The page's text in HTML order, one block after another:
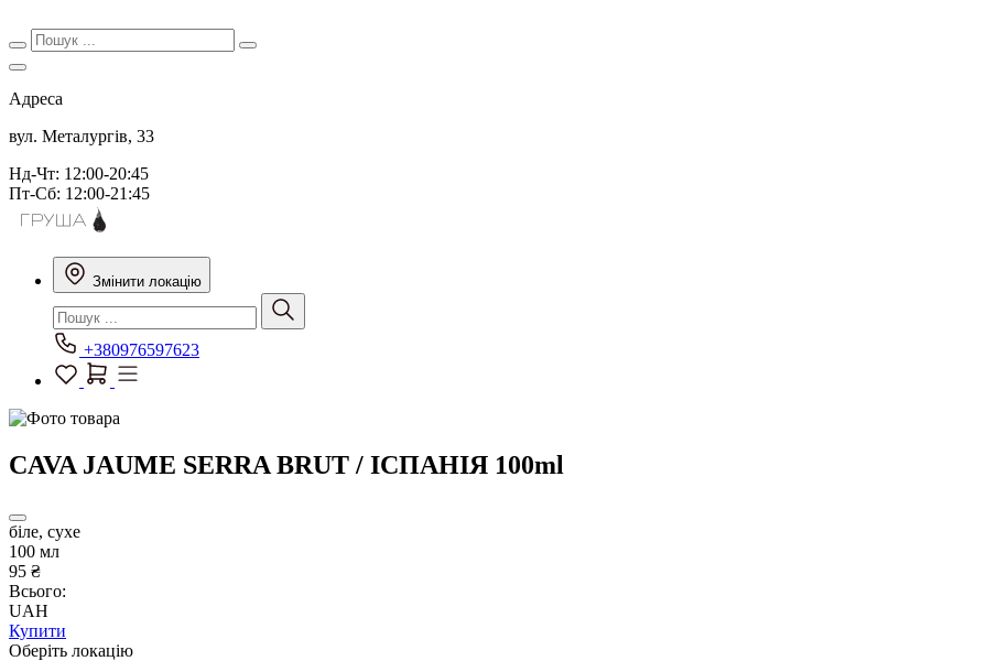
Адреса
вул. Металургів, 33
Нд-Чт: 12:00-20:45
Пт-Сб: 12:00-21:45
Змінити локацію
+380976597623
CAVA JAUME SERRA BRUT / ICПАНІЯ 100ml
біле, сухе
100 мл
95 ₴
Всього:
UAH
Купити
Оберіть локацію